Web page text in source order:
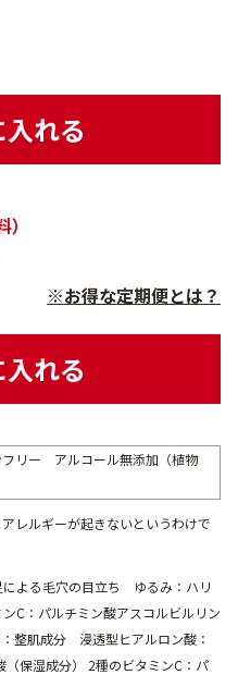
れる
※お得な定期便とは？
れる
リー アルコール無添加（植物
レルギーが起きないというわけで
よる毛穴の目立ち ゆるみ：ハリ
：パルチミン酸アスコルビルリン
整肌成分 浸透型ヒアルロン酸：
保湿成分） 2種のビタミンC：パ